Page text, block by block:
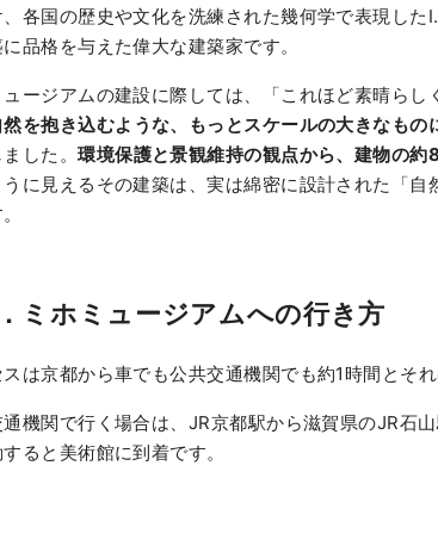
各国の歴史や文化を洗練された幾何学で表現し
品格を与えた偉大な建築家です。
ュージアムの建設に際しては、「これほど素晴ら
然を抱き込むような、もっとスケールの大きなもの
した。環境保護と景観維持の観点から、建物の約
うに見えるその建築は、実は綿密に設計された「
ミホミュージアムへの行き方
スは京都から車でも公共交通機関でも約1時間とそ
機関で行く場合は、JR京都駅から滋賀県のJR石
ると美術館に到着です。